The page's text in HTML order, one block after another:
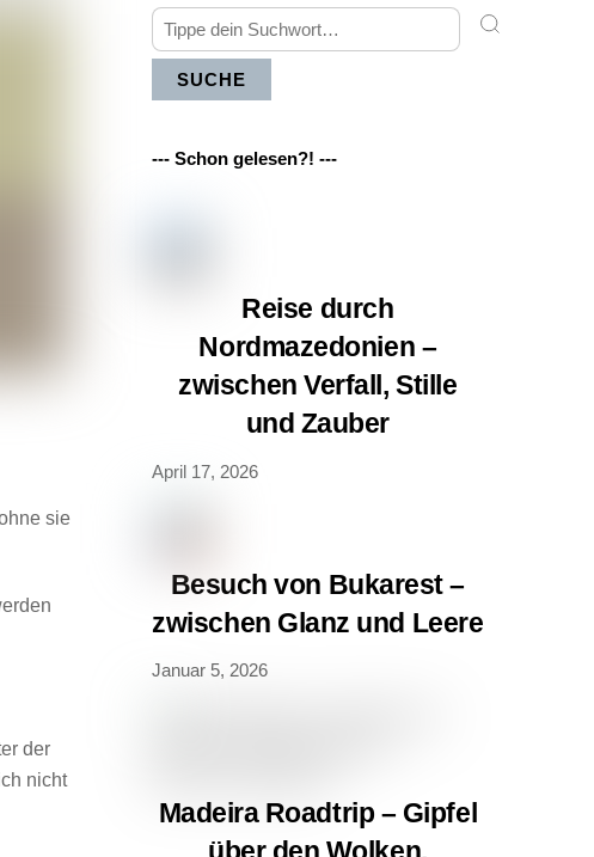
sie
der
nicht
SUCHE
--- Schon gelesen?! ---
Reise durch
Nordmazedonien –
zwischen Verfall, Stille
und Zauber
April 17, 2026
Besuch von Bukarest –
zwischen Glanz und Leere
Januar 5, 2026
Madeira Roadtrip – Gipfel